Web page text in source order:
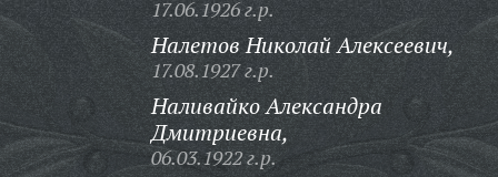
17.06.1926 г.р.
Налетов Николай Алексеевич,
17.08.1927 г.р.
Наливайко Александра
Дмитриевна,
06.03.1922 г.р.